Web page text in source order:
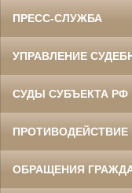
ПРЕСС-СЛУЖБА
УПРАВЛЕНИЕ
СУДЫ СУБЪЕКТА РФ
ПРОТИВОДЕЙСТВИЕ
ОБРАЩЕНИЯ